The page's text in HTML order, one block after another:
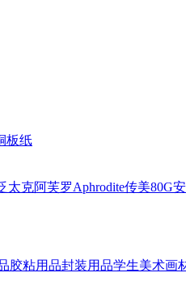
板纸
太克阿芙罗Aphrodite传美80G
胶粘用品封装用品学生美术画